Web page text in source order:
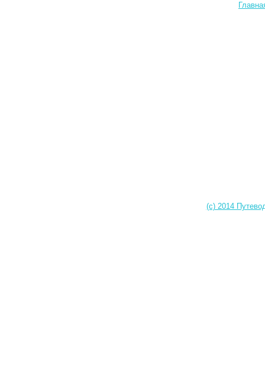
(c) 2014